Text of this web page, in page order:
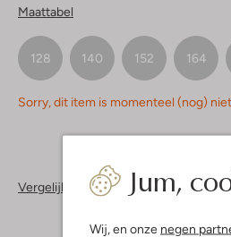
Jum,
Wij, en onze negen
Maattabel
128 140 152 164
Sorry, dit item is momenteel (nog)
Vergelijkbare items